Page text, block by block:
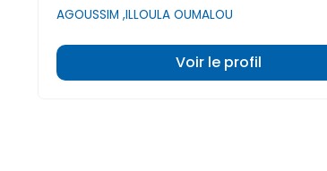
AGOUSSIM ,ILLOULA OUMALOU
Voir le profil